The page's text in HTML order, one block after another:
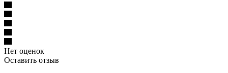
Нет оценок
Оставить отзыв